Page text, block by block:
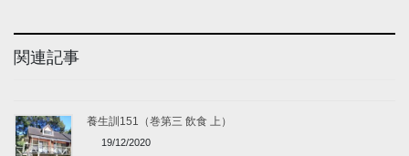
関連記事
養生訓151（巻第三 飲食 上）
19/12/2020